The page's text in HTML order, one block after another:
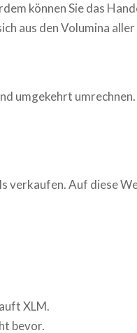
können Sie das
aus den Volumina
umgekehrt
verkaufen. Auf diese
XLM.
bevor.